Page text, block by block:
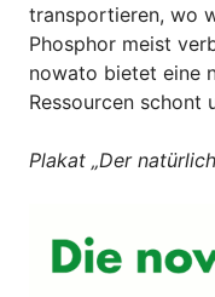
transportieren, wo
Phosphor meist
nowato bietet eine
Ressourcen schont
Plakat „Der